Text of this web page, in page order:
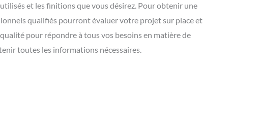
et les finitions que vous désirez. Pour obtenir une
qualifiés pourront évaluer votre projet sur place et
pour répondre à tous vos besoins en matière de
toutes les informations nécessaires.